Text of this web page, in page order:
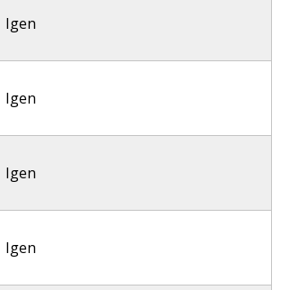
Igen
Igen
Igen
Igen